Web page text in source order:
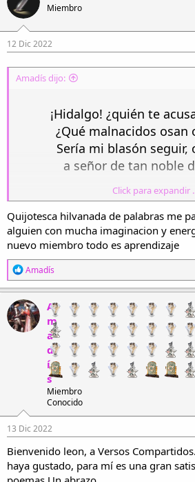
Miembro
12 Dic 2022
Amadís dijo:
¡Hidalgo! ¿quién te
¿Qué malnacidos osan
Sería mi blasón seguir,
a señor de tan noble
Bien quisiera esa falta
por tu espada que blande
por tu vida que juegas
y por tu honor que al
Te seguiré por todos
sin temer lucharé
aunque a veces se yerre
Y cabalgando iremos,
a remediar infaustos
dos caballeros, por el
Click para expandir
Quijotesca hilvanada de palabras me
alguien con mucha imaginacion y
nuevo miembro todo es aprendizaje
R
e
a
c
c
i
o
Amadís
A
m
a
d
í
s
Miembro
Conocido
13 Dic 2022
Bienvenido leon, a Versos
haya gustado, para mí es una gran